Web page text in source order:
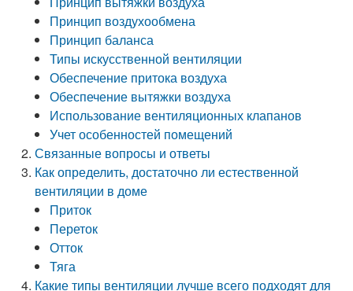
Принцип воздухообмена
Принцип баланса
Типы искусственной вентиляции
Обеспечение притока воздуха
Обеспечение вытяжки воздуха
Использование вентиляционных клапанов
Учет особенностей помещений
Связанные вопросы и ответы
Как определить, достаточно ли естественной
вентиляции в доме
Приток
Переток
Отток
Тяга
Какие типы вентиляции лучше всего подходят для